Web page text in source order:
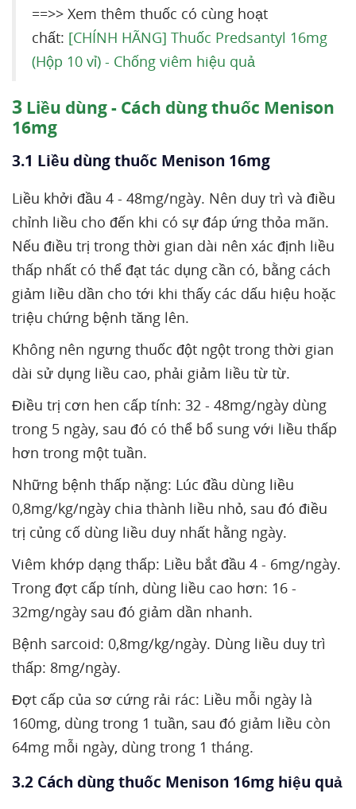
==>> Xem thêm thuốc có cùng hoạt
chất: [CHÍNH HÃNG] Thuốc Predsantyl 16mg
(Hộp 10 vỉ) - Chống viêm hiệu quả
3 Liều dùng - Cách dùng thuốc Menison
16mg
3.1 Liều dùng thuốc Menison 16mg
Liều khởi đầu 4 - 48mg/ngày. Nên duy trì và điều
chỉnh liều cho đến khi có sự đáp ứng thỏa mãn.
Nếu điều trị trong thời gian dài nên xác định liều
thấp nhất có thể đạt tác dụng cần có, bằng cách
giảm liều dần cho tới khi thấy các dấu hiệu hoặc
triệu chứng bệnh tăng lên.
Không nên ngưng thuốc đột ngột trong thời gian
dài sử dụng liều cao, phải giảm liều từ từ.
Điều trị cơn hen cấp tính: 32 - 48mg/ngày dùng
trong 5 ngày, sau đó có thể bổ sung với liều thấp
hơn trong một tuần.
Những bệnh thấp nặng: Lúc đầu dùng liều
0,8mg/kg/ngày chia thành liều nhỏ, sau đó điều
trị củng cố dùng liều duy nhất hằng ngày.
Viêm khớp dạng thấp: Liều bắt đầu 4 - 6mg/ngày.
Trong đợt cấp tính, dùng liều cao hơn: 16 -
32mg/ngày sau đó giảm dần nhanh.
Bệnh sarcoid: 0,8mg/kg/ngày. Dùng liều duy trì
thấp: 8mg/ngày.
Đợt cấp của sơ cứng rải rác: Liều mỗi ngày là
160mg, dùng trong 1 tuần, sau đó giảm liều còn
64mg mỗi ngày, dùng trong 1 tháng.
3.2 Cách dùng thuốc Menison 16mg hiệu quả